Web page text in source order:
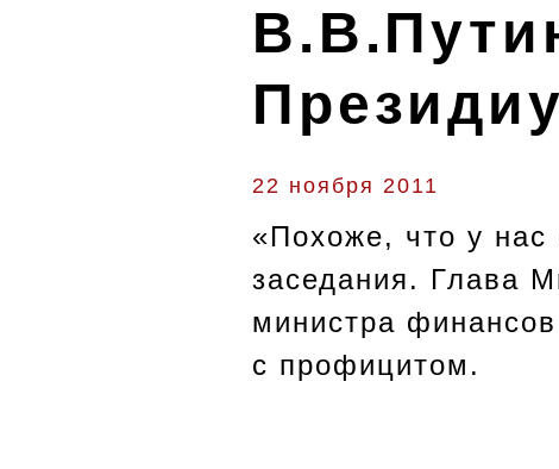
22 ноября 2011
«Похоже, что у
заседания. Глава
министра
с профицитом.